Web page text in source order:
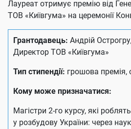
Лауреат отримує премію від
ТОВ «Київгума» на церемонії
Грантодавець: Андрій
Директор ТОВ «Київгума»
Тип стипендії: грошова премія,
Кому може призначатися:
Магістри 2-го курсу, які
у розбудову України: через